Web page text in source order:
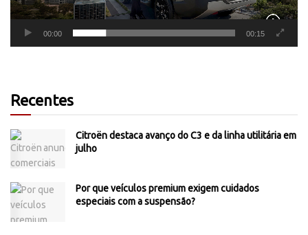
00:00 00:15
Recentes
Citroën destaca avanço do C3 e da linha utilitária em
julho
Por que veículos premium exigem cuidados
especiais com a suspensão?